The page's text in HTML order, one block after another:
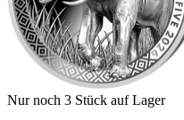
Nur noch 3 Stück auf Lager